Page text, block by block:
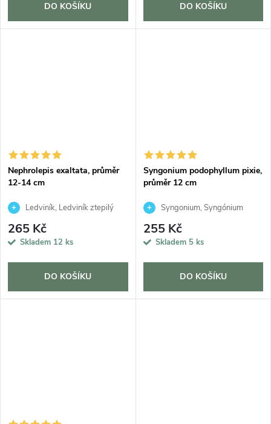
DO KOŠÍKU DO KOŠÍKU
Nephrolepis exaltata, průměr
12-14 cm
Ledviník, Ledviník ztepilý
265 Kč
Skladem 12 ks
DO KOŠÍKU
Syngonium podophyllum pixie,
průměr 12 cm
Syngonium, Syngónium
255 Kč
Skladem 5 ks
DO KOŠÍKU